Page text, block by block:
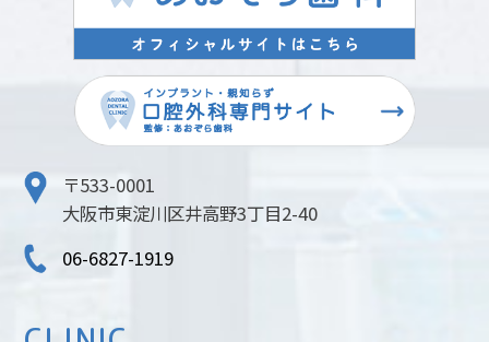
〒533-0001
大阪市東淀川区井高野3丁目2-40
06-6827-1919